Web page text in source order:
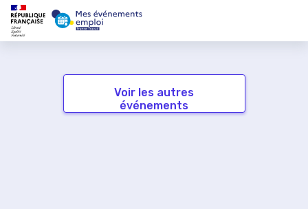
Voir les autres
événements